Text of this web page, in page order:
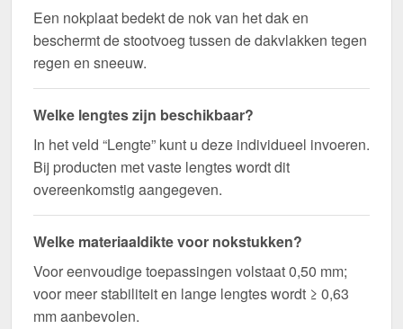
Een nokplaat bedekt de nok van het dak en
beschermt de stootvoeg tussen de dakvlakken tegen
regen en sneeuw.
Welke lengtes zijn beschikbaar?
In het veld “Lengte” kunt u deze individueel invoeren.
Bij producten met vaste lengtes wordt dit
overeenkomstig aangegeven.
Welke materiaaldikte voor nokstukken?
Voor eenvoudige toepassingen volstaat 0,50 mm;
voor meer stabiliteit en lange lengtes wordt ≥ 0,63
mm aanbevolen.